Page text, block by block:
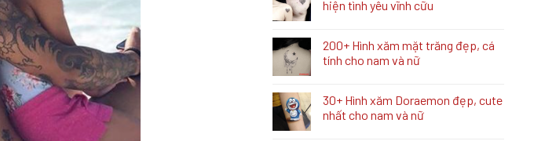
hiện tình yêu vĩnh cữu
200+ Hình xăm mặt trăng đẹp, cá
tính cho nam và nữ
30+ Hình xăm Doraemon đẹp, cute
nhất cho nam và nữ